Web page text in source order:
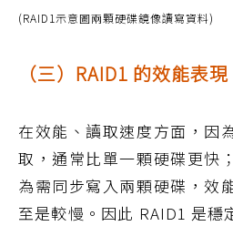
(RAID1示意圖兩顆硬碟鏡像讀寫資料)
（三）RAID1 的效能表現
在效能、讀取速度方面，因
取，通常比單一顆硬碟更快
為需同步寫入兩顆硬碟，效
至是較慢。因此 RAID1 是穩